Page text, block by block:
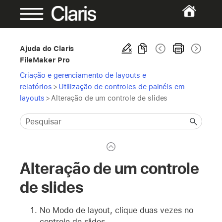
Ajuda do Claris
FileMaker Pro
Criação e gerenciamento de layouts e
relatórios > Utilização de controles de painéis em
layouts > Alteração de um controle de slides
Alteração de um controle
de slides
No Modo de layout, clique duas vezes no